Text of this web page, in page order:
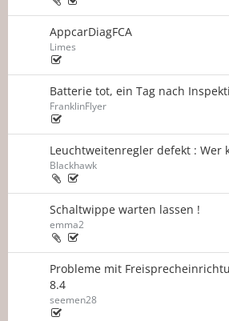
AppcarDiagFCA
Limes
Batterie tot, ein Tag nach
FranklinFlyer
Leuchtweitenregler defekt : Wer
Blackhawk
Schaltwippe warten lassen !
emma2
Probleme mit
8.4
seemen28